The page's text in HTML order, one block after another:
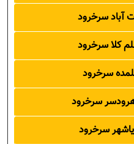
آباد سرخرود
کلا سرخرود
سرخرود
سرخرود
سرخرود